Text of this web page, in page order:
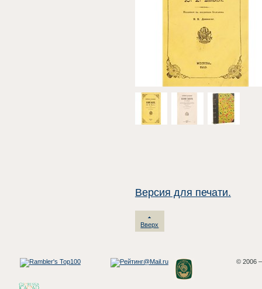
Версия для печати.
Вверх
© 2006